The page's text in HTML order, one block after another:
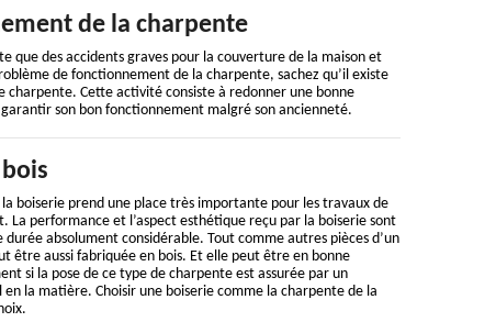
de la charpente
que des accidents graves pour la couverture de la maison et
de fonctionnement de la charpente, sachez qu’il existe
Cette activité consiste à redonner une bonne
son bon fonctionnement malgré son ancienneté.
la boiserie prend une place très importante pour les travaux de
La performance et l’aspect esthétique reçu par la boiserie sont
durée absolument considérable. Tout comme autres pièces d’un
être aussi fabriquée en bois. Et elle peut être en bonne
si la pose de ce type de charpente est assurée par un
la matière. Choisir une boiserie comme la charpente de la